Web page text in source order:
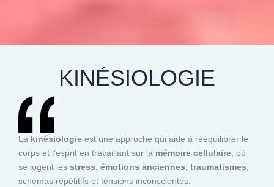
KINÉSIOLOGIE
La kinésiologie est une approche qui aide à rééquilibrer le
corps et l’esprit en travaillant sur la mémoire cellulaire, où
se logent les stress, émotions anciennes, traumatismes,
schémas répétitifs et tensions inconscientes.